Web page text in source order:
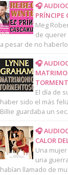
🎧
PRÍNCIPE
Meg
de querer
a pesar de no
🎧
El día de
haber sido el más
Billie guardaba un
🎧
CALOR
Una
una
habían llamado de